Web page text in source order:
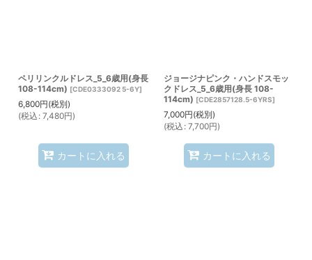
ペリリンクルドレス_5_6歳用(身長
108-114cm) [CDE0333092 5-6Y]
6,800円(税別)
(税込 : 7,480円)
カートに入れる
ジョージナピンク・ハンドスモッ
クドレス_5_6歳用(身長 108-
114cm) [CDE2857128.5-6YRS]
7,000円(税別)
(税込 : 7,700円)
カートに入れる